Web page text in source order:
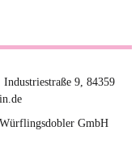
9, 84359
GmbH